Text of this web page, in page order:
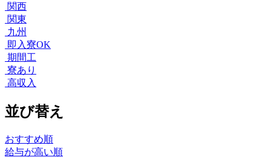
関西
関東
九州
即入寮OK
期間工
寮あり
高収入
並び替え
おすすめ順
給与が高い順